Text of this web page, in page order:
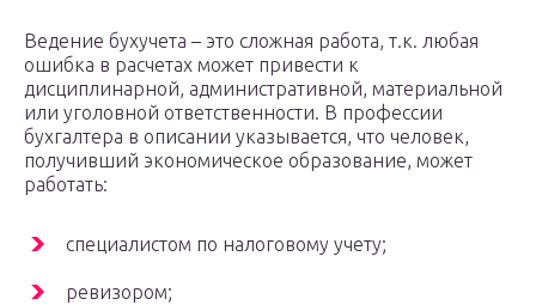
Ведение бухучета – это сложная работа, т.к. любая
ошибка в расчетах может привести к
дисциплинарной, административной, материальной
или уголовной ответственности. В профессии
бухгалтера в описании указывается, что человек,
получивший экономическое образование, может
работать:
специалистом по налоговому учету;
ревизором;